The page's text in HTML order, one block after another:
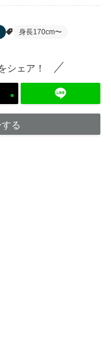
身長170cm〜
シェア！
る